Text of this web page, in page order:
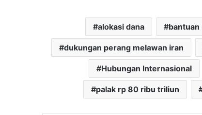
alokasi dana bantuan
dukungan perang melawan iran
Hubungan Internasional
palak rp 80 ribu triliun